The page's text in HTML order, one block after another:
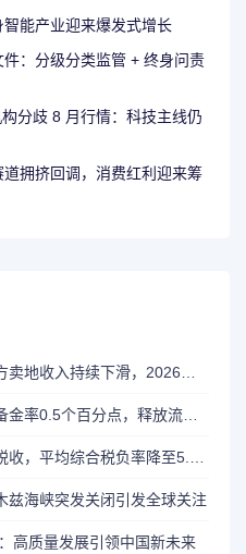
能产业迎来爆发式增长
：分级分类监管 + 终身问责
分歧 8 月行情：科技主线仍
拥挤回调，消费红利迎来筹
中国央行宣布下调存款准备金率0.5个百分点，释放流动性支持经济高质量发展
兹海峡突发关闭引发全球关注
高质量发展引领中国新未来